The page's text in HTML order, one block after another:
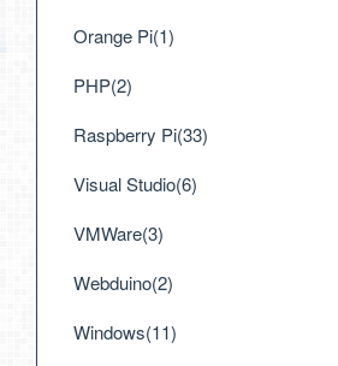
Orange Pi(1)
PHP(2)
Raspberry Pi(33)
Visual Studio(6)
VMWare(3)
Webduino(2)
Windows(11)